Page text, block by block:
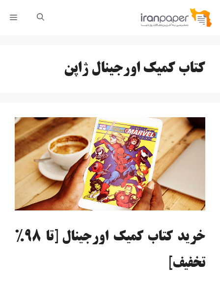
پرش
کتاب کمیک اورجینال ژاپن
خرید کتاب کمیک اورجینال [تا 98%
تخفیف]